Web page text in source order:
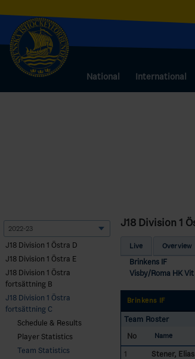
National International
J18 Division 1 Östra D
J18 Division 1 Östra E
J18 Division 1 Östra
fortsättning B
J18 Division 1 Östra
fortsättning C
Schedule & Results
Player Statistics
Team Statistics
J18 Division 1
Live Overview
Brinkens IF
Visby/Roma HK Vit
Brinkens IF
Team Roster
No
Name
1 Stener, Elias